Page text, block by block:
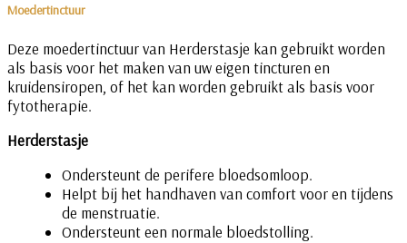
Moedertinctuur
Deze moedertinctuur van Herderstasje kan gebruikt worden
als basis voor het maken van uw eigen tincturen en
kruidensiropen, of het kan worden gebruikt als basis voor
fytotherapie.
Herderstasje
Ondersteunt de perifere bloedsomloop.
Helpt bij het handhaven van comfort voor en tijdens
de menstruatie.
Ondersteunt een normale bloedstolling.